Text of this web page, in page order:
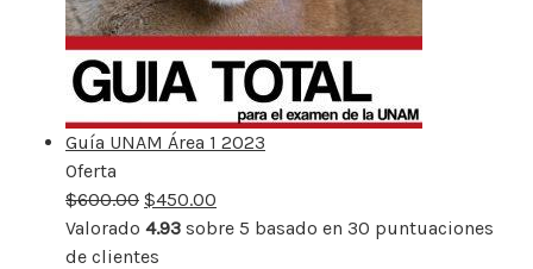
Guía UNAM Área 1 2023
Oferta
rebajado
$600.00 $450.00
Valorado 4.93 sobre 5 basado en 30 puntuaciones
de clientes